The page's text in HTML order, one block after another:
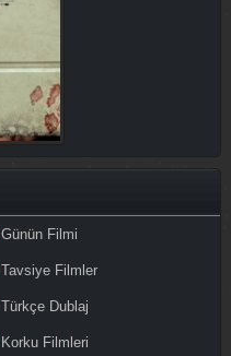
Günün Filmi
Tavsiye Filmler
Türkçe Dublaj
Korku Filmleri